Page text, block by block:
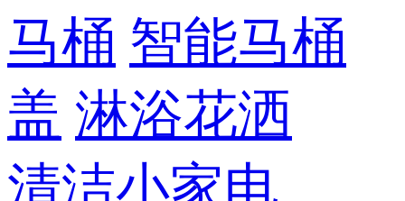
马桶 智能马桶
盖 淋浴花洒
清洁小家电